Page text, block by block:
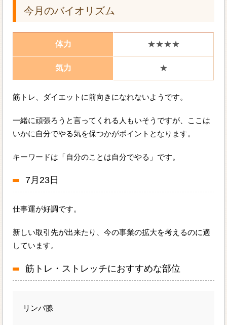
今月のバイオリズム
体力 ★★★★
気力 ★
筋トレ、ダイエットに前向きになれないようです。
一緒に頑張ろうと言ってくれる人もいそうですが、ここは
いかに自分でやる気を保つかがポイントとなります。
キーワードは「自分のことは自分でやる」です。
7月23日
仕事運が好調です。
新しい取引先が出来たり、今の事業の拡大を考えるのに適
しています。
筋トレ・ストレッチにおすすめな部位
リンパ腺